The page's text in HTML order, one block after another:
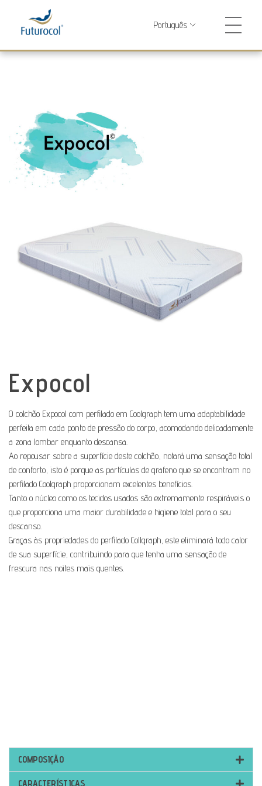
Expocol
O colchão Expocol com perfilado em Coolgraph tem uma adaptabilidade
perfeita em cada ponto de pressão do corpo, acomodando delicadamente
a zona lombar enquanto descansa.
Ao repousar sobre a superfície deste colchão, notará uma sensação total
de conforto, isto é porque as partículas de grafeno que se encontram no
perfilado Coolgraph proporcionam excelentes benefícios.
Tanto o núcleo como os tecidos usados são extremamente respiráveis o
que proporciona uma maior durabilidade e higiene total para o seu
descanso.
Graças às propriedades do perfilado Collgraph, este eliminará todo calor
de sua superfície, contribuindo para que tenha uma sensação de
frescura nas noites mais quentes.
COMPOSIÇÃO
CARACTERÍSTICAS